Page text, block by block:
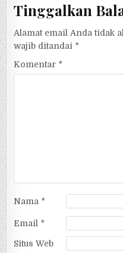
Tinggalkan
Alamat email Anda tidak
wajib ditandai *
Komentar *
Nama *
Email *
Situs Web